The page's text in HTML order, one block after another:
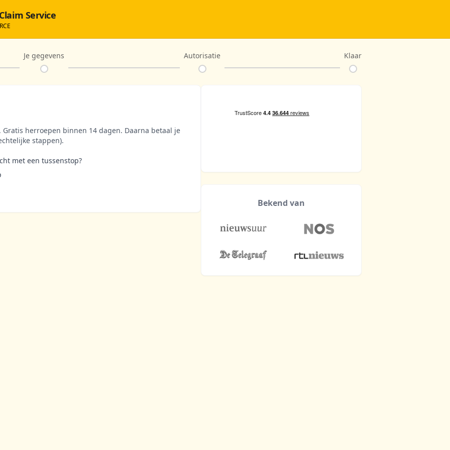
Service
Je gegevens Autorisatie Klaar
herroepen binnen 14 dagen. Daarna betaal je
stappen).
met een tussenstop?
Bekend van